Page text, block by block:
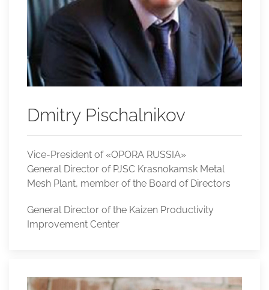
Dmitry Pischalnikov
Vice-President of «OPORA RUSSIA»
General Director of PJSC Krasnokamsk Metal
Mesh Plant, member of the Board of Directors
General Director of the Kaizen Productivity
Improvement Center